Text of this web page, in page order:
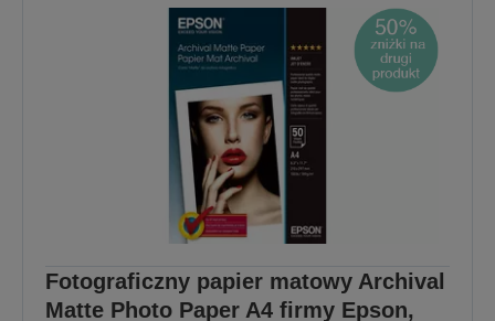
Fotograficzny papier matowy Archival
Matte Photo Paper A4 firmy Epson,